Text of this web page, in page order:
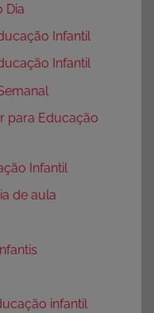
Dia
Infantil
Infantil
para Educação
Infantil
de aula
infantil